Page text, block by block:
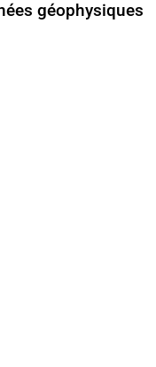
géophysiques